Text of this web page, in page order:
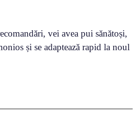
vei avea pui sănătoși,
și se adaptează rapid la noul